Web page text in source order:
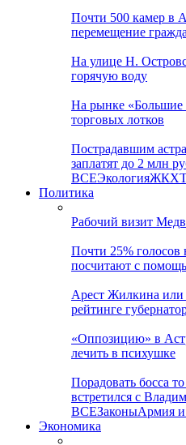
Почти 500 камер в
перемещение
На улице Н.
горячую воду
На рынке
торговых лотков
Пострадавшим
заплатят до 2 млн
ВСЕЭкологияЖКХ
Политика
Рабочий визит
Почти 25% голосов
посчитают с
Арест Жилкина или
рейтинге
«Оппозицию» в
лечить в психушке
Порадовать босса
встретился с
ВСЕЗаконыАрмия
Экономика